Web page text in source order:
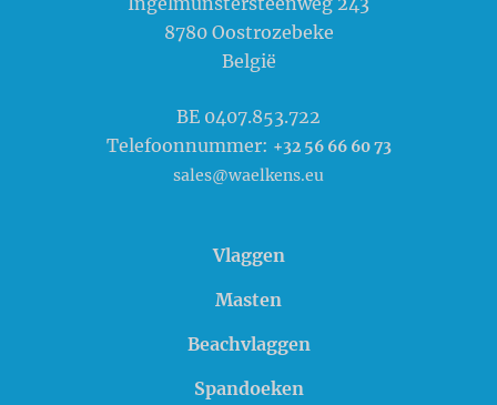
8780 Oostrozebeke
België
BE 0407.853.722
Telefoonnummer: +32 56 66 60 73
sales@waelkens.eu
Vlaggen
Masten
Beachvlaggen
Spandoeken